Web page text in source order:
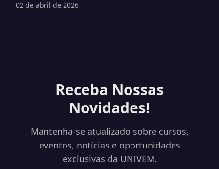
02 de abril de 2026
Receba Nossas
Novidades!
Mantenha-se atualizado sobre cursos,
eventos, notícias e oportunidades
exclusivas da UNIVEM.